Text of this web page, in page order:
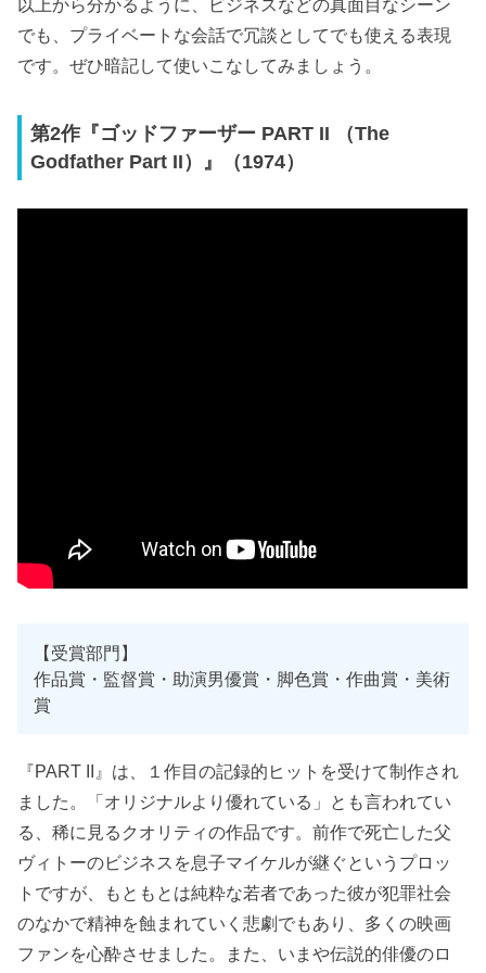
以上から分かるように、ビジネスなどの真面目なシーン
でも、プライベートな会話で冗談としてでも使える表現
です。ぜひ暗記して使いこなしてみましょう。
第2作『ゴッドファーザー PART II （The
Godfather Part II）』（1974）
【受賞部門】
作品賞・監督賞・助演男優賞・脚色賞・作曲賞・美術
賞
『PART II』は、１作目の記録的ヒットを受けて制作され
ました。「オリジナルより優れている」とも言われてい
る、稀に見るクオリティの作品です。前作で死亡した父
ヴィトーのビジネスを息子マイケルが継ぐというプロッ
トですが、もともとは純粋な若者であった彼が犯罪社会
のなかで精神を蝕まれていく悲劇でもあり、多くの映画
ファンを心酔させました。また、いまや伝説的俳優のロ